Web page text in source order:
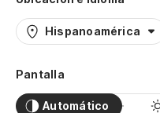
Hispanoamérica
Pantalla
Automático